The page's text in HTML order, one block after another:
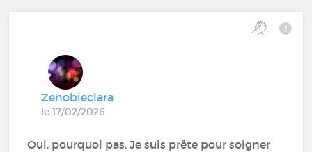
Zenobieclara
le 17/02/2026
Oui, pourquoi pas. Je suis prête pour soigner